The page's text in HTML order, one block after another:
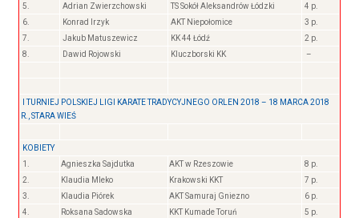
5.
Adrian Zwierzchowski TS Sokół Aleksandrów Łódzki
4 p.
6.
Konrad Irzyk AKT Niepołomice
3 p.
7.
Jakub Matuszewicz KK 44 Łódź
2 p.
8.
Dawid Rojowski Kluczborski KK –
I TURNIEJ POLSKIEJ LIGI KARATE TRADYCYJNEGO ORLEN 2018 – 18 MARCA 2018
R., STARA WIEŚ
KOBIETY
1.
Agnieszka Sajdutka AKT w Rzeszowie
8 p.
2.
Klaudia Mleko Krakowski KKT
7 p.
3.
Klaudia Piórek AKT Samuraj Gniezno
6 p.
4.
Roksana Sadowska KKT Kumade Toruń
5 p.